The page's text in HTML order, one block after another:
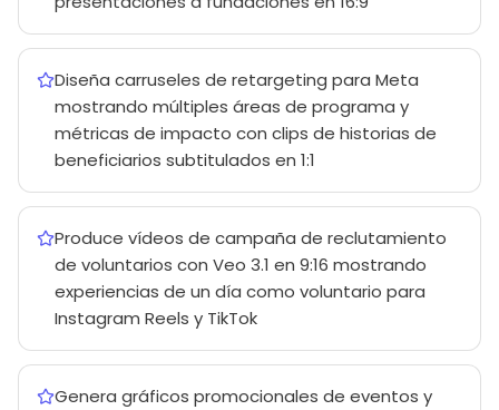
Diseña carruseles de retargeting para Meta
mostrando múltiples áreas de programa y
métricas de impacto con clips de historias de
beneficiarios subtitulados en 1:1
Produce vídeos de campaña de reclutamiento
de voluntarios con Veo 3.1 en 9:16 mostrando
experiencias de un día como voluntario para
Instagram Reels y TikTok
Genera gráficos promocionales de eventos y